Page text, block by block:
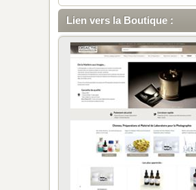
Lien vers la Boutique :